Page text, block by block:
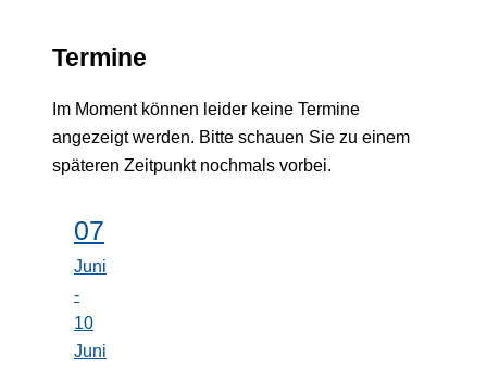
Termine
Im Moment können leider keine Termine
angezeigt werden. Bitte schauen Sie zu einem
späteren Zeitpunkt nochmals vorbei.
07
Juni
-
10
Juni